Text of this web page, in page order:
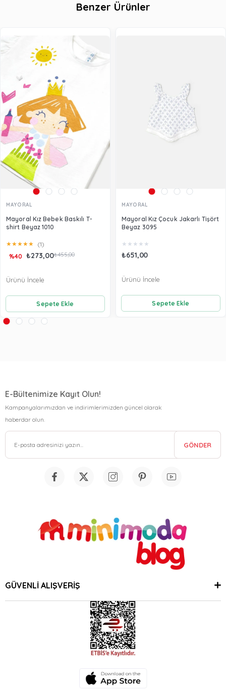
Benzer Ürünler
MAYORAL
Mayoral Kız Bebek Baskılı T-
shirt Beyaz 1010
★★★★★ (1)
₺273,00₺455,00
%40
Sepete Ekle
Ürünü İncele
MAYORAL
Mayoral Kız Çocuk Jakarlı Tişört
Beyaz 3095
★ ★ ★ ★ ★
₺651,00
Sepete Ekle
Ürünü İncele
E-Bültenimize Kayıt Olun!
Kampanyalarımızdan ve indirimlerimizden güncel olarak
haberdar olun.
GÖNDER
GÜVENLİ ALIŞVERİŞ